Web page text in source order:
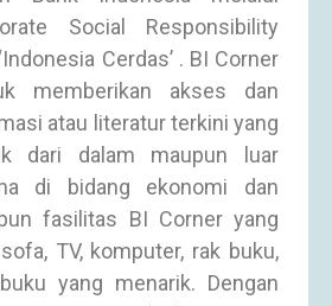
Social Responsibility
Cerdas’ . BI Corner
memberikan akses dan
atau literatur terkini yang
dari dalam maupun luar
di bidang ekonomi dan
fasilitas BI Corner yang
TV, komputer, rak buku,
yang menarik. Dengan